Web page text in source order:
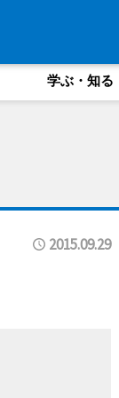
学ぶ・知る
2015.09.29